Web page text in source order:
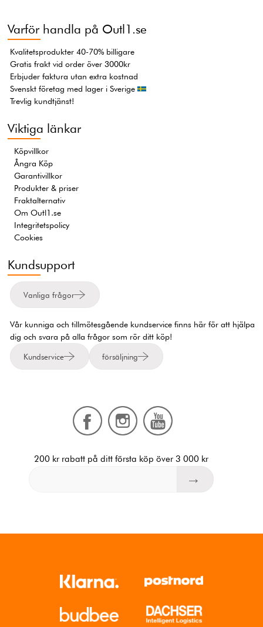
Varför handla på Outl1.se
Kvalitetsprodukter 40-70% billigare
Gratis frakt vid order över 3000kr
Erbjuder faktura utan extra kostnad
Svenskt företag med lager i Sverige
Trevlig kundtjänst!
Viktiga länkar
Köpvillkor
Ångra Köp
Garantivillkor
Produkter & priser
Fraktalternativ
Om Outl1.se
Integritetspolicy
Cookies
Kundsupport
Vanliga frågor
Vår kunniga och tillmötesgående kundservice finns här för att hjälpa
dig och svara på alla frågor som rör ditt köp!
Kundservice försäljning
200 kr rabatt på ditt första köp över 3 000 kr